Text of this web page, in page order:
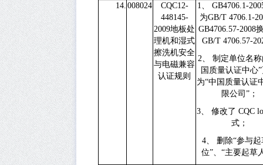
14. 008024
CQC12-
448145-
2009地板处
理机和湿式
擦洗机安全
与电磁兼容
认证规则
1、 GB4706.1-
为GB/T 4706.1-
GB4706.57-2008
GB/T 4706.57-
2、 制定单位名称
国质量认证中心
为“中国质量认证
限公司”；
3、 修改了 CQC
式；
4、 删除“参与起
位”、“主要起草